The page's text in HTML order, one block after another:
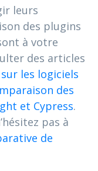
leurs
des plugins
à votre
des articles
les logiciels
des
et Cypress.
pas à
de